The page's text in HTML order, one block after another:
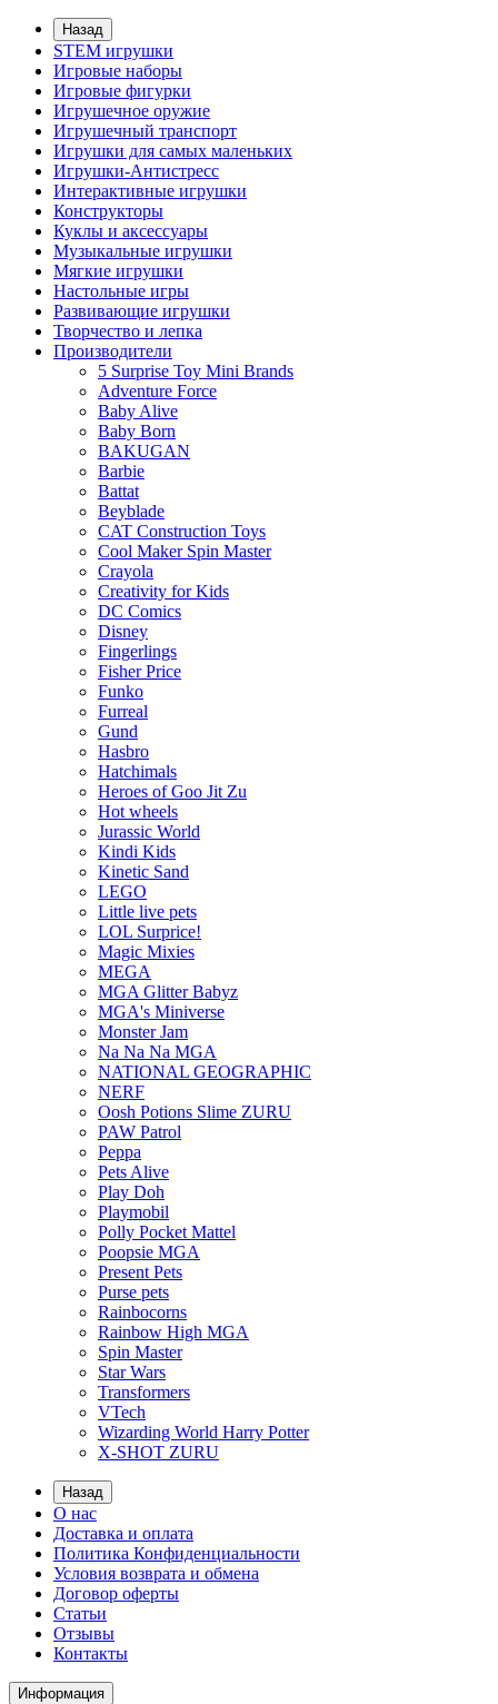
Назад
STEM игрушки
Игровые наборы
Игровые фигурки
Игрушечное оружие
Игрушечный транспорт
Игрушки для самых маленьких
Игрушки-Антистресс
Интерактивные игрушки
Конструкторы
Куклы и аксессуары
Музыкальные игрушки
Мягкие игрушки
Настольные игры
Развивающие игрушки
Творчество и лепка
Производители
5 Surprise Toy Mini Brands
Adventure Force
Baby Alive
Baby Born
BAKUGAN
Barbie
Battat
Beyblade
CAT Construction Toys
Cool Maker Spin Master
Crayola
Creativity for Kids
DC Comics
Disney
Fingerlings
Fisher Price
Funko
Furreal
Gund
Hasbro
Hatchimals
Heroes of Goo Jit Zu
Hot wheels
Jurassic World
Kindi Kids
Kinetic Sand
LEGO
Little live pets
LOL Surprice!
Magic Mixies
MEGA
MGA Glitter Babyz
MGA's Miniverse
Monster Jam
Na Na Na MGA
NATIONAL GEOGRAPHIC
NERF
Oosh Potions Slime ZURU
PAW Patrol
Peppa
Pets Alive
Play Doh
Playmobil
Polly Pocket Mattel
Poopsie MGA
Present Pets
Purse pets
Rainbocorns
Rainbow High MGA
Spin Master
Star Wars
Transformers
VTech
Wizarding World Harry Potter
X-SHOT ZURU
Назад
О нас
Доставка и оплата
Политика Конфиденциальности
Условия возврата и обмена
Договор оферты
Статьи
Отзывы
Контакты
Информация